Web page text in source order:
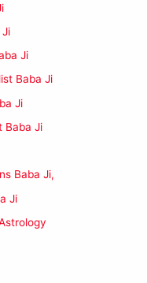
Ji
Ji
Baba Ji
Ji
Baba Ji
Baba Ji,
Ji